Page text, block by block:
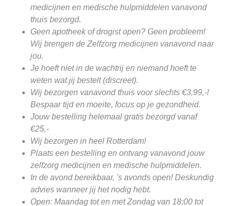
medicijnen en medische hulpmiddelen vanavond
thuis bezorgd.
Geen apotheek of drogist open? Geen probleem!
Wij brengen de Zelfzorg medicijnen vanavond naar
jou.
Je hoeft niet in de wachtrij en niemand hoeft te
weten wat jij bestelt (discreet).
Wij bezorgen vanavond thuis voor slechts €3,99,-!
Bespaar tijd en moeite, focus op je gezondheid.
Jouw bestelling helemaal gratis bezorgd vanaf
€25,-
Wij bezorgen in heel Rotterdam!
Plaats een bestelling en ontvang vanavond jouw
zelfzorg medicijnen en medische hulpmiddelen.
In de avond bereikbaar, 's avonds open! Deskundig
advies wanneer jij het nodig hebt.
Open: Maandag tot en met Zondag van 18:00 tot